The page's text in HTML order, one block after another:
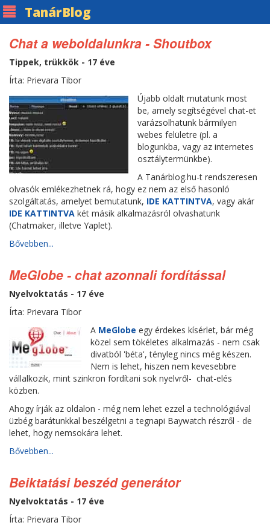
TanárBlog
Chat a weboldalunkra - Shoutbox
Tippek, trükkök - 17 éve
Írta: Prievara Tibor
Újabb oldalt mutatunk most
be, amely segítségével chat-et
varázsolhatunk bármilyen
webes felületre (pl. a
blogunkba, vagy az internetes
osztálytermünkbe).
A Tanárblog.hu-t rendszeresen
olvasók emlékezhetnek rá, hogy ez nem az első hasonló
szolgáltatás, amelyet bemutatunk, IDE KATTINTVA, vagy akár
IDE KATTINTVA két másik alkalmazásról olvashatunk
(Chatmaker, illetve Yaplet).
Bővebben...
MeGlobe - chat azonnali fordítással
Nyelvoktatás - 17 éve
Írta: Prievara Tibor
A MeGlobe egy érdekes kísérlet, bár még
közel sem tökéletes alkalmazás - nem csak
divatból 'béta', tényleg nincs még készen.
Nem is lehet, hiszen nem kevesebbre
vállalkozik, mint szinkron fordítani sok nyelvről- chat-elés
közben.
Ahogy írják az oldalon - még nem lehet ezzel a technológiával
üzbég barátunkkal beszélgetni a tegnapi Baywatch részről - de
lehet, hogy nemsokára lehet.
Bővebben...
Beiktatási beszéd generátor
Nyelvoktatás - 17 éve
Írta: Prievara Tibor